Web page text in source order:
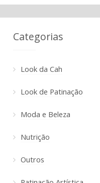
Categorias
Look da Cah
Look de Patinação
Moda e Beleza
Nutrição
Outros